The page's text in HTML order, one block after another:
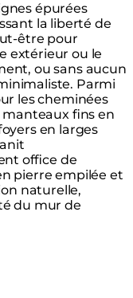
épurées
la liberté de
être pour
extérieur ou le
ou sans aucun
Parmi
les cheminées
fins en
en larges
office de
pierre empilée et
naturelle,
du mur de